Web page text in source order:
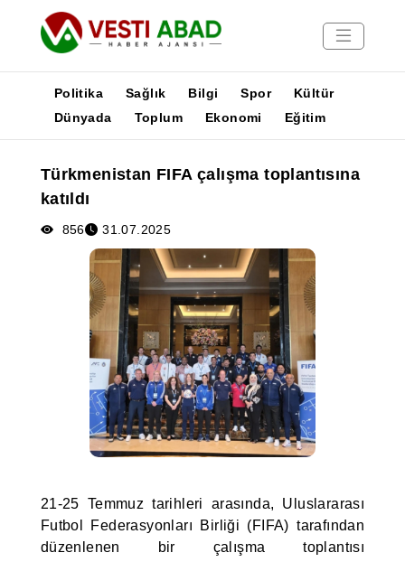
Yayınlar
Medya
Poster
Politika Sağlık Bilgi Spor
Kültür
Dünyada
Toplum Ekonomi Eğitim
Türkmenistan FIFA çalışma toplantısına
katıldı
856 31.07.2025
21-25 Temmuz tarihleri arasında, Uluslararası
Futbol Federasyonları Birliği (FIFA) tarafından
düzenlenen bir çalışma toplantısı